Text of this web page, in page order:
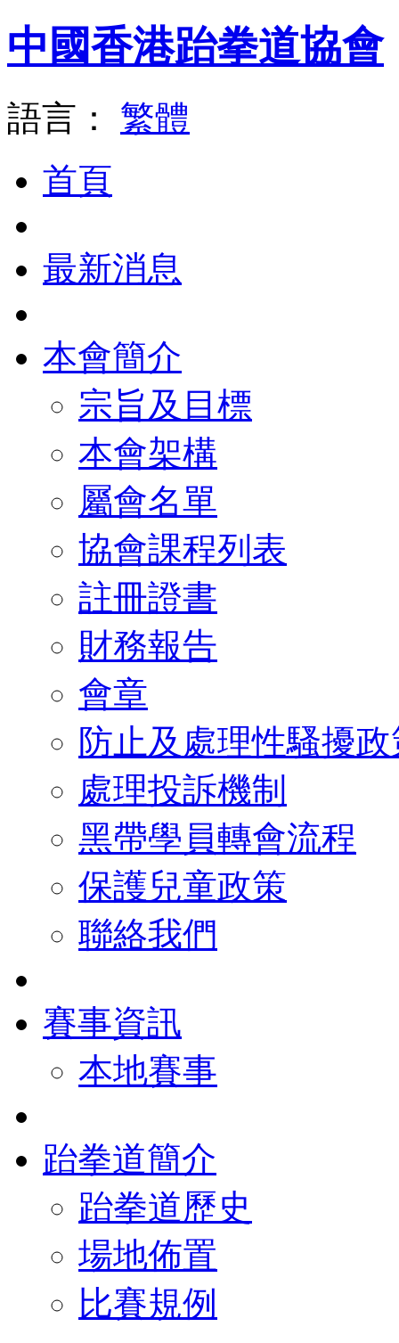
中國香港跆拳道協會
語言： 繁體
首頁
最新消息
本會簡介
宗旨及目標
本會架構
屬會名單
協會課程列表
註冊證書
財務報告
會章
防止及處理性騷擾
處理投訴機制
黑帶學員轉會流程
保護兒童政策
聯絡我們
賽事資訊
本地賽事
跆拳道簡介
跆拳道歷史
場地佈置
比賽規例